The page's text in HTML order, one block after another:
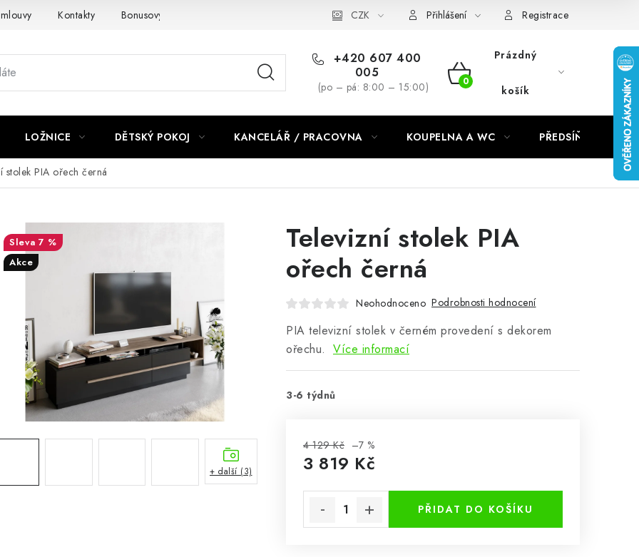
Kontakty Bonusový program NBM+ CZK Přihlášení Registrace
+420 607 400
005
(po – pá: 8:00 – 15:00)
NÁKUPNÍ
Prázdný
košík
LOŽNICE DĚTSKÝ POKOJ KANCELÁŘ / PRACOVNA KOUPELNA A WC PŘEDSÍŇ
stolek PIA ořech černá
Televizní stolek PIA
ořech černá
Neohodnoceno Podrobnosti hodnocení
PIA televizní stolek v černém provedení s dekorem
ořechu. Více informací
3-6 týdnů
4 129 Kč –7 %
3 819 Kč
PŘIDAT DO KOŠÍKU
7 %
Akce
+ další (3)